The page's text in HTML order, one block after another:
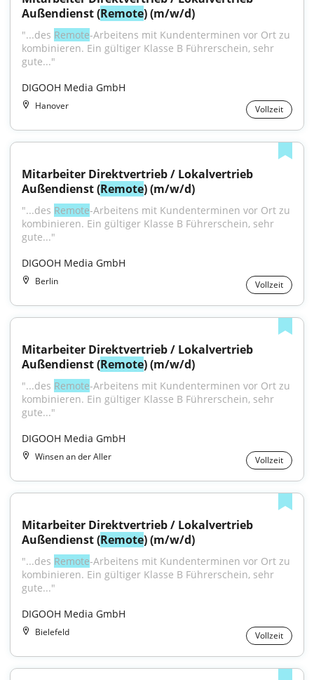
Außendienst (Remote) (m/w/d)
"...des Remote-Arbeitens mit Kundenterminen vor Ort zu
kombinieren. Ein gültiger Klasse B Führerschein, sehr
gute..."
DIGOOH Media GmbH
Hanover Vollzeit
Mitarbeiter Direktvertrieb / Lokalvertrieb
Außendienst (Remote) (m/w/d)
"...des Remote-Arbeitens mit Kundenterminen vor Ort zu
kombinieren. Ein gültiger Klasse B Führerschein, sehr
gute..."
DIGOOH Media GmbH
Berlin Vollzeit
Mitarbeiter Direktvertrieb / Lokalvertrieb
Außendienst (Remote) (m/w/d)
"...des Remote-Arbeitens mit Kundenterminen vor Ort zu
kombinieren. Ein gültiger Klasse B Führerschein, sehr
gute..."
DIGOOH Media GmbH
Winsen an der Aller Vollzeit
Mitarbeiter Direktvertrieb / Lokalvertrieb
Außendienst (Remote) (m/w/d)
"...des Remote-Arbeitens mit Kundenterminen vor Ort zu
kombinieren. Ein gültiger Klasse B Führerschein, sehr
gute..."
DIGOOH Media GmbH
Bielefeld Vollzeit